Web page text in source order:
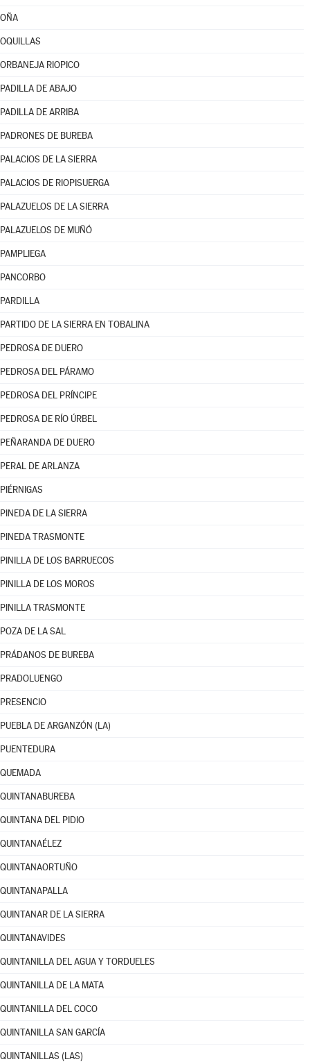
OÑA
OQUILLAS
ORBANEJA RIOPICO
PADILLA DE ABAJO
PADILLA DE ARRIBA
PADRONES DE BUREBA
PALACIOS DE LA SIERRA
PALACIOS DE RIOPISUERGA
PALAZUELOS DE LA SIERRA
PALAZUELOS DE MUÑÓ
PAMPLIEGA
PANCORBO
PARDILLA
PARTIDO DE LA SIERRA EN TOBALINA
PEDROSA DE DUERO
PEDROSA DEL PÁRAMO
PEDROSA DEL PRÍNCIPE
PEDROSA DE RÍO ÚRBEL
PEÑARANDA DE DUERO
PERAL DE ARLANZA
PIÉRNIGAS
PINEDA DE LA SIERRA
PINEDA TRASMONTE
PINILLA DE LOS BARRUECOS
PINILLA DE LOS MOROS
PINILLA TRASMONTE
POZA DE LA SAL
PRÁDANOS DE BUREBA
PRADOLUENGO
PRESENCIO
PUEBLA DE ARGANZÓN (LA)
PUENTEDURA
QUEMADA
QUINTANABUREBA
QUINTANA DEL PIDIO
QUINTANAÉLEZ
QUINTANAORTUÑO
QUINTANAPALLA
QUINTANAR DE LA SIERRA
QUINTANAVIDES
QUINTANILLA DEL AGUA Y TORDUELES
QUINTANILLA DE LA MATA
QUINTANILLA DEL COCO
QUINTANILLA SAN GARCÍA
QUINTANILLAS (LAS)